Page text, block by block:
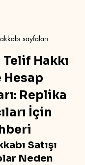
sayfaları
Hakkı
Replika
İçin
Satışı
Neden